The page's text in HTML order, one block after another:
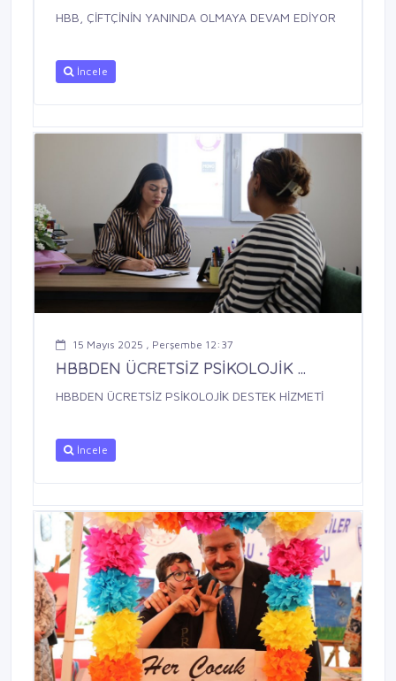
HBB, ÇİFTÇİNİN YANINDA OLMAYA DEVAM EDİYOR
İncele
15 Mayıs 2025 , Perşembe 12:37
HBBDEN ÜCRETSİZ PSİKOLOJİK ...
HBBDEN ÜCRETSİZ PSİKOLOJİK DESTEK HİZMETİ
İncele